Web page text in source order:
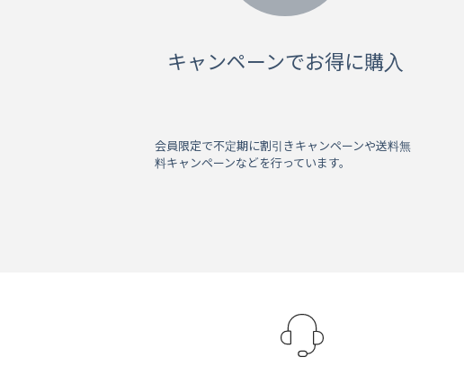
キャンペーンでお得に購入
会員限定で不定期に割引きキャンペーンや送料無
料キャンペーンなどを行っています。